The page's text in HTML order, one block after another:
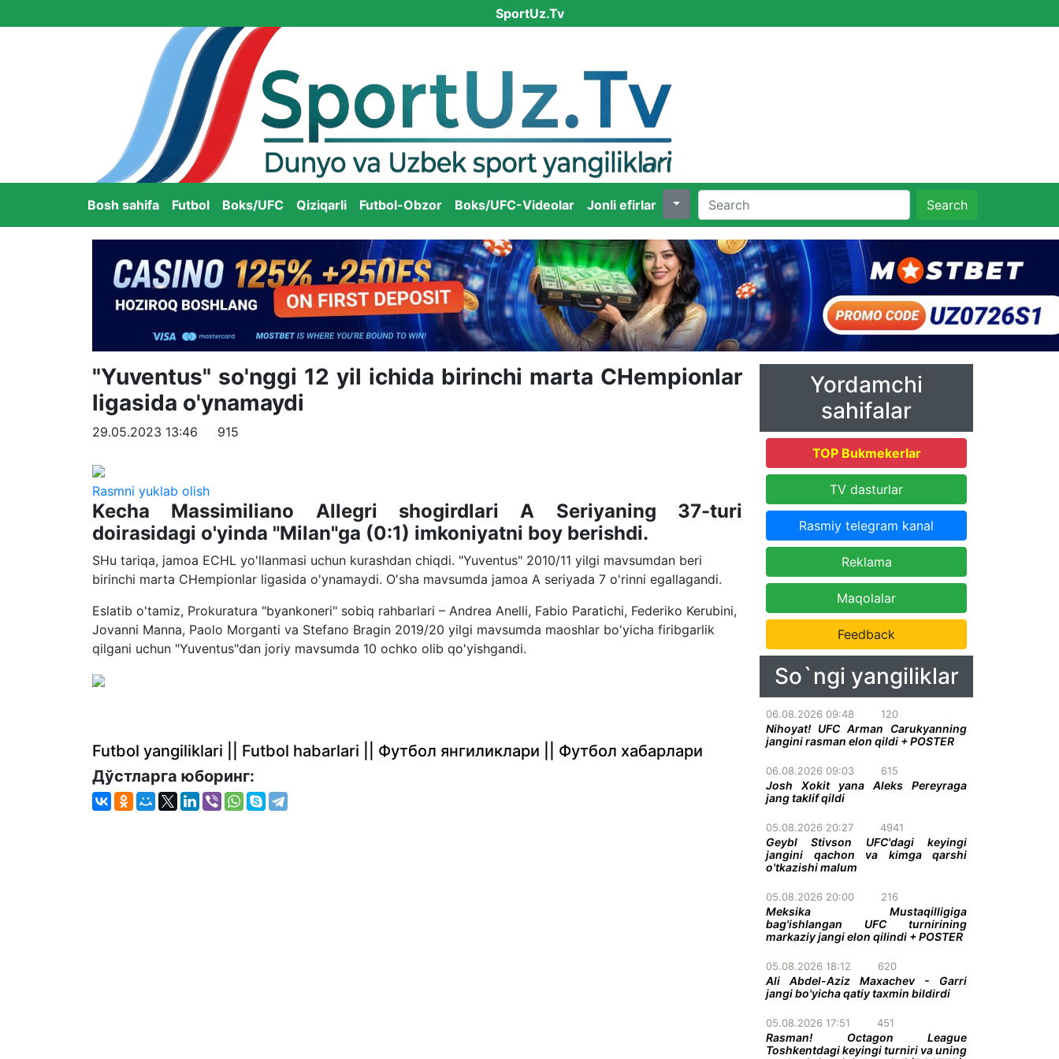
SportUz.Tv
Bosh sahifa Futbol Boks/UFC Qiziqarli Futbol-Obzor Boks/UFC-Videolar Jonli efirlar Search
"Yuventus" so'nggi 12 yil ichida birinchi marta CHempionlar
ligasida o'ynamaydi
29.05.2023 13:46 915
Rasmni yuklab olish
Kecha Massimiliano Allegri shogirdlari A Seriyaning 37-turi
doirasidagi o'yinda "Milan"ga (0:1) imkoniyatni boy berishdi.
SHu tariqa, jamoa ECHL yo'llanmasi uchun kurashdan chiqdi. "Yuventus" 2010/11 yilgi mavsumdan beri
birinchi marta CHempionlar ligasida o'ynamaydi. O'sha mavsumda jamoa A seriyada 7 o'rinni egallagandi.
Eslatib o'tamiz, Prokuratura "byankoneri" sobiq rahbarlari – Andrea Anelli, Fabio Paratichi, Federiko Kerubini,
Jovanni Manna, Paolo Morganti va Stefano Bragin 2019/20 yilgi mavsumda maoshlar bo'yicha firibgarlik
qilgani uchun "Yuventus"dan joriy mavsumda 10 ochko olib qo'yishgandi.
Futbol yangiliklari || Futbol habarlari || Футбол янгиликлари || Футбол хабарлари
Дўстларга юборинг:
Yordamchi
sahifalar
TOP Bukmekerlar
TV dasturlar
Rasmiy telegram kanal
Reklama
Maqolalar
Feedback
So`ngi yangiliklar
06.08.2026 09:48 120
Nihoyat! UFC Arman Carukyanning
jangini rasman elon qildi + POSTER
06.08.2026 09:03 615
Josh Xokit yana Aleks Pereyraga
jang taklif qildi
05.08.2026 20:27 4941
Geybl Stivson UFC'dagi keyingi
jangini qachon va kimga qarshi
o'tkazishi malum
05.08.2026 20:00 216
Meksika Mustaqilligiga
bag'ishlangan UFC turnirining
markaziy jangi elon qilindi + POSTER
05.08.2026 18:12 620
Ali Abdel-Aziz Maxachev - Garri
jangi bo'yicha qatiy taxmin bildirdi
05.08.2026 17:51 451
Rasman! Octagon League
Toshkentdagi keyingi turniri va uning